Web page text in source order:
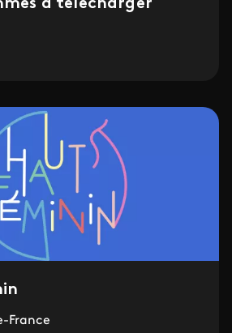
à télécharger
France